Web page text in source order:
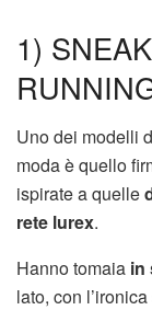
1)
Uno dei modelli
moda è quello
ispirate a quelle
rete lurex.
Hanno tomaia in
lato, con